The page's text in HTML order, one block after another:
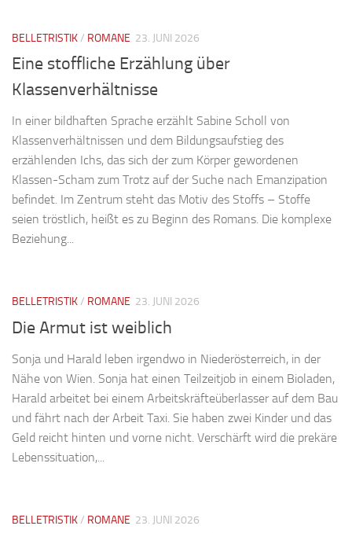
BELLETRISTIK/ ROMANE 23. JUNI 2026
Eine stoffliche Erzählung über
Klassenverhältnisse
In einer bildhaften Sprache erzählt Sabine Scholl von
Klassenverhältnissen und dem Bildungsaufstieg des
erzählenden Ichs, das sich der zum Körper gewordenen
Klassen-Scham zum Trotz auf der Suche nach Emanzipation
befindet. Im Zentrum steht das Motiv des Stoffs – Stoffe
seien tröstlich, heißt es zu Beginn des Romans. Die komplexe
Beziehung...
BELLETRISTIK/ ROMANE 23. JUNI 2026
Die Armut ist weiblich
Sonja und Harald leben irgendwo in Niederösterreich, in der
Nähe von Wien. Sonja hat einen Teilzeitjob in einem Bioladen,
Harald arbeitet bei einem Arbeitskräfteüberlasser auf dem Bau
und fährt nach der Arbeit Taxi. Sie haben zwei Kinder und das
Geld reicht hinten und vorne nicht. Verschärft wird die prekäre
Lebenssituation,...
BELLETRISTIK/ ROMANE 23. JUNI 2026